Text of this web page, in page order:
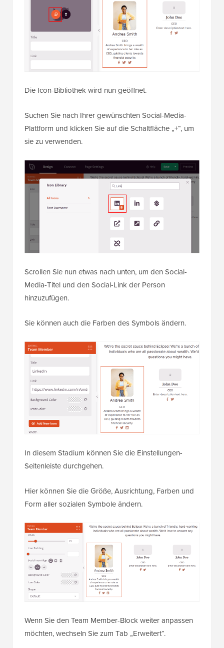
Die Icon-Bibliothek wird nun geöffnet.
Suchen Sie nach Ihrer gewünschten Social-Media-
Plattform und klicken Sie auf die Schaltfläche „+“, um
sie zu verwenden.
Scrollen Sie nun etwas nach unten, um den Social-
Media-Titel und den Social-Link der Person
hinzuzufügen.
Sie können auch die Farben des Symbols ändern.
In diesem Stadium können Sie die Einstellungen-
Seitenleiste durchgehen.
Hier können Sie die Größe, Ausrichtung, Farben und
Form aller sozialen Symbole ändern.
Wenn Sie den Team Member-Block weiter anpassen
möchten, wechseln Sie zum Tab „Erweitert“.